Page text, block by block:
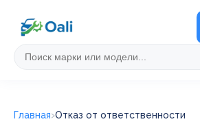
Главная Отказ от ответственности